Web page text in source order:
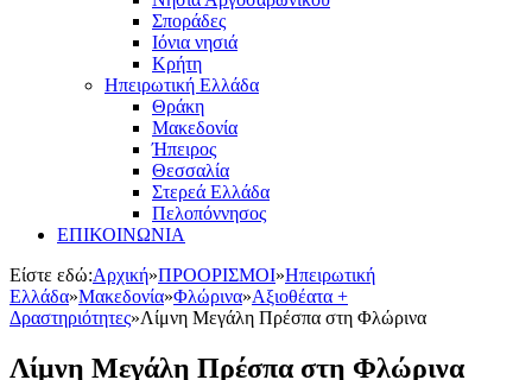
Σποράδες
Ιόνια νησιά
Κρήτη
Ηπειρωτική Ελλάδα
Θράκη
Μακεδονία
Ήπειρος
Θεσσαλία
Στερεά Ελλάδα
Πελοπόννησος
ΕΠΙΚΟΙΝΩΝΙΑ
Είστε εδώ:Αρχική»ΠΡΟΟΡΙΣΜΟΙ»Ηπειρωτική
Ελλάδα»Μακεδονία»Φλώρινα»Αξιοθέατα +
Δραστηριότητες»Λίμνη Μεγάλη Πρέσπα στη Φλώρινα
Λίμνη Μεγάλη Πρέσπα στη Φλώρινα